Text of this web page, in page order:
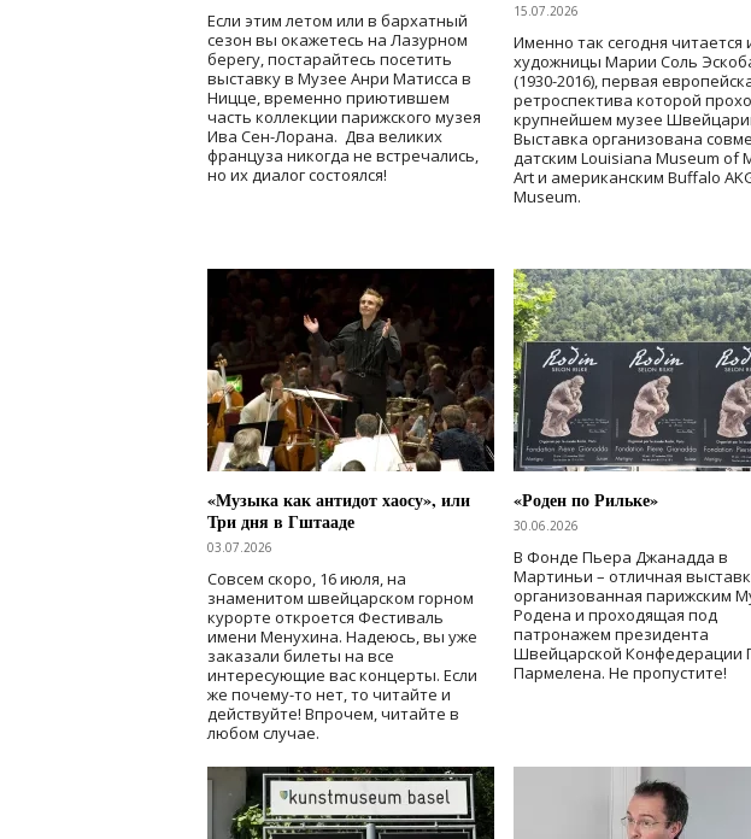
Если этим летом или в бархатный
сезон вы окажетесь на Лазурном
берегу, постарайтесь посетить
выставку в Музее Анри Матисса в
Ницце, временно приютившем
часть коллекции парижского музея
Ива Сен-Лорана. Два великих
француза никогда не встречались,
но их диалог состоялся!
15.07.2026
Именно так сегодня читается
художницы Марии Соль
(1930-2016), первая
ретроспектива которой
крупнейшем музее
Выставка организована
датским Louisiana Museum of
Art и американским Buffalo
Museum.
«Музыка как антидот хаосу», или
Три дня в Гштааде
03.07.2026
Совсем скоро, 16 июля, на
знаменитом швейцарском горном
курорте откроется Фестиваль
имени Менухина. Надеюсь, вы уже
заказали билеты на все
интересующие вас концерты. Если
же почему-то нет, то читайте и
действуйте! Впрочем, читайте в
любом случае.
«Роден по Рильке»
30.06.2026
В Фонде Пьера Джанадда в
Мартиньи – отличная
организованная парижским
Родена и проходящая под
патронажем президента
Швейцарской Конфедерации
Пармелена. Не пропустите!